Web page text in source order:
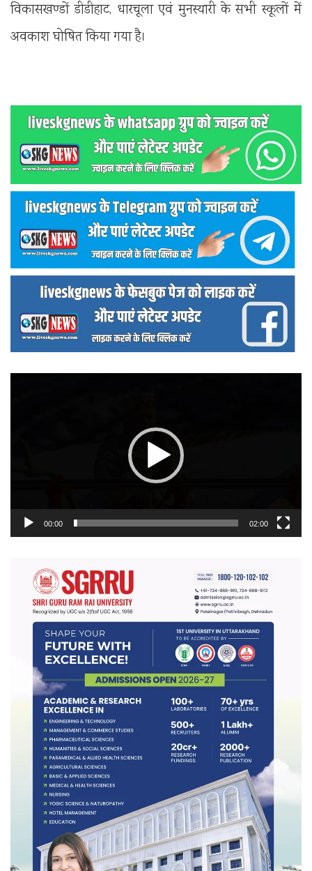
विकासखण्डों डीडीहाट, धारचूला एवं मुनस्यारी के सभी स्कूलों में
अवकाश घोषित किया गया है।
00:00 02:00